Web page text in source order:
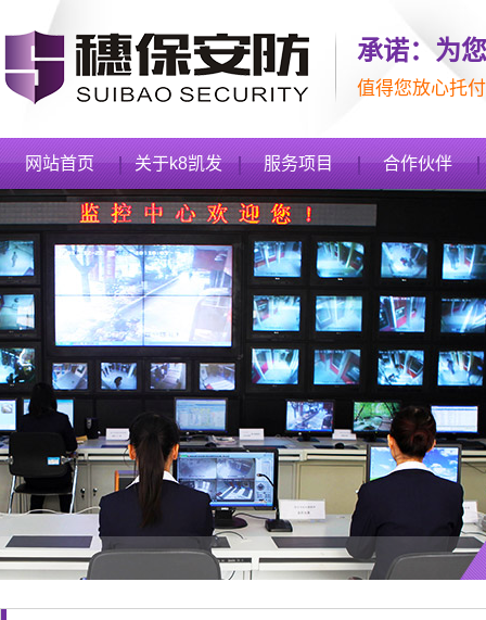
承诺：为
值得您放心托
网站首页 关于k8凯发 服务项目 合作伙伴